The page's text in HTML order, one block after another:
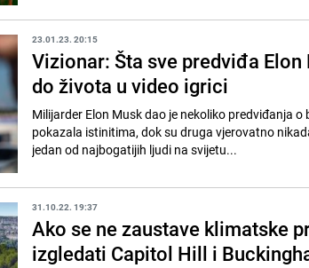
23.01.23. 20:15
Vizionar: Šta sve predviđa
do života u video igrici
Milijarder Elon Musk dao je nekoliko predviđanja
pokazala istinitima, dok su druga vjerovatno
jedan od najbogatijih ljudi na svijetu...
31.10.22. 19:37
Ako se ne zaustave klimatske
izgledati Capitol Hill i